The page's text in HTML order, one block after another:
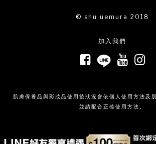
© shu uemura 2018
加入我們
肌膚保養品與彩妝品使用後狀況會依個人使用方法及
並請配合正確使用方法。